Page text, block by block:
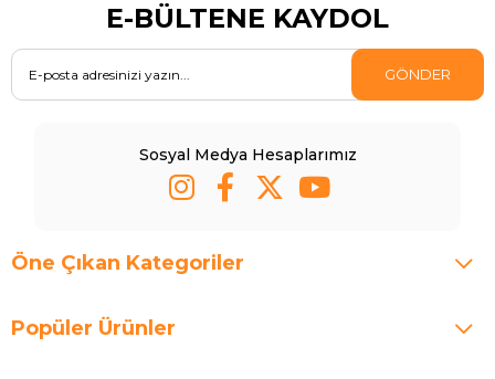
E-BÜLTENE KAYDOL
GÖNDER
Sosyal Medya Hesaplarımız
Öne Çıkan Kategoriler
Popüler Ürünler